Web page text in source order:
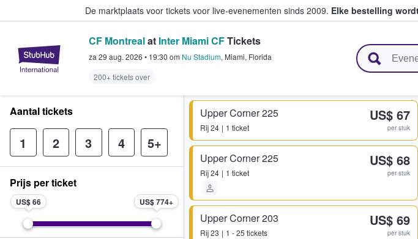
De marktplaats voor tickets voor live-evenementen sinds 2009. Elke bestelling
StubHub: waar fans tickets kopen en verkopen
CF Montrealat Inter Miami CFTickets
za 29 aug. 2026 • 19:30 om Nu Stadium, Miami, Florida
200+ tickets over
Upper Corner 225
Rij24 1 ticket
US$ 67
per stuk
Upper Corner 225
Rij24 1 ticket
US$ 68
per stuk
Upper Corner 203
Rij23 1 - 25 tickets
US$ 69
per stuk
Aantal tickets
1 2 3 4 5+
Prijs per ticket
US$ 66 US$ 774